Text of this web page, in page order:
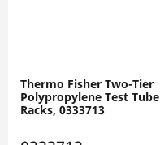
Thermo Fisher Two-Tier
Polypropylene Test Tube
Racks, 0333713